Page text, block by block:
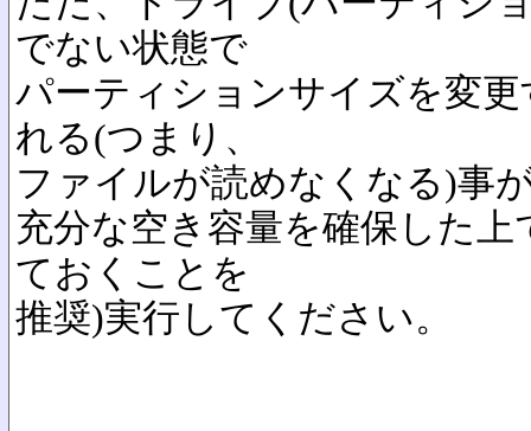
でない状態で
パーティションサイズを変
れる(つまり、
ファイルが読めなくなる)事
充分な空き容量を確保した
ておくことを
推奨)実行してください。